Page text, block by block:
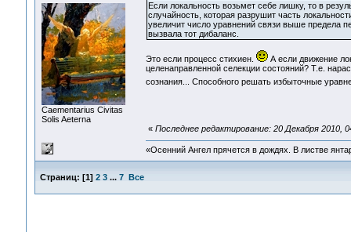
Сaementarius Civitas
Solis Aeterna
Если локальность возьмет себе лишку, то в
случайность, которая разрушит часть
увеличит число уравнений связи выше предела
вызвала тот дибаланс.
Это если процесс стихиен.
А если движение
целенаправленной селекции состояний? Т.е.
сознания... Способного решать избыточные
« Последнее редактирование: 20 Декабря 2010,
«Осенний Ангел прячется в дождях. В листве
Страниц: [1] 2 3 ... 7 Все